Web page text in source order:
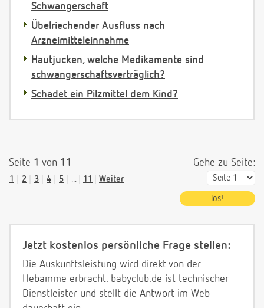
Schwangerschaft
Übelriechender Ausfluss nach
Arzneimitteleinnahme
Hautjucken, welche Medikamente sind
schwangerschaftsverträglich?
Schadet ein Pilzmittel dem Kind?
Seite 1 von 11
1 2 3 4 5 11 Weiter
Gehe zu Seite:
Jetzt kostenlos persönliche Frage stellen:
Die Auskunftsleistung wird direkt von der
Hebamme erbracht. babyclub.de ist technischer
Dienstleister und stellt die Antwort im Web